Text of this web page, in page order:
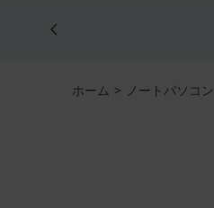
ホーム > ノートパソコン